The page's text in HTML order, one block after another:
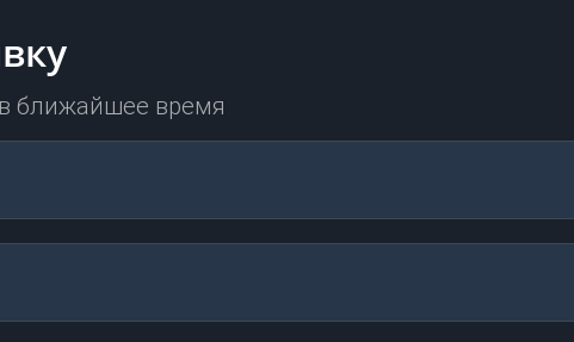
ближайшее время